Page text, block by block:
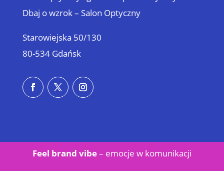
Dbaj o wzrok – Salon Optyczny
Starowiejska 50/130
80-534 Gdańsk
Feel brand vibe– emocje wkomunikacji